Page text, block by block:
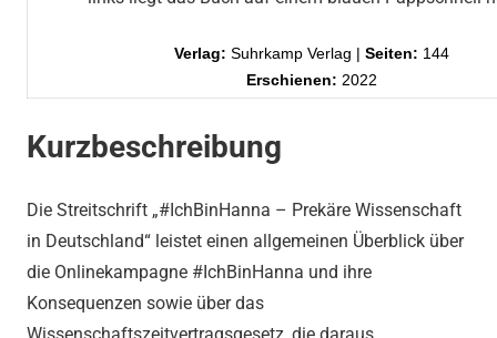
Verlag: Suhrkamp Verlag | Seiten: 144
Erschienen: 2022
Kurzbeschreibung
Die Streitschrift „#IchBinHanna – Prekäre Wissenschaft
in Deutschland“ leistet einen allgemeinen Überblick über
die Onlinekampagne #IchBinHanna und ihre
Konsequenzen sowie über das